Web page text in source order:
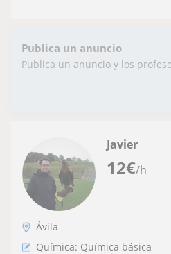
Publica un anuncio
Publica un anuncio y los
12€/h
Javier
Ávila
Química: Química básica